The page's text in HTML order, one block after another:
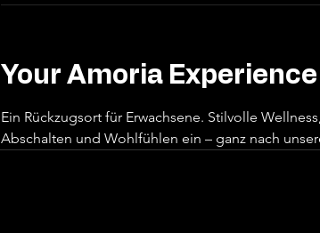
Your Amoria Experience
Ein Rückzugsort für Erwachsene. Stilvolle
Abschalten und Wohlfühlen ein – ganz nach